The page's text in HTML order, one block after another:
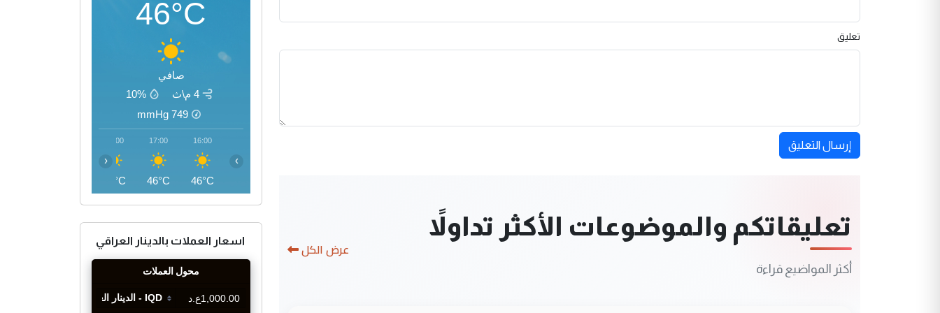
تعليق
إرسال التعليق
تعليقاتكم والموضوعات الأكثر تداولاً
أكثر المواضيع قراءة
عرض الكل
46°C
صافي
4 م\ث
10%
749
mmHg
16:00
46°C
17:00
46°C
18:00
45°C
‹ ›
اسعار العملات بالدينار العراقي